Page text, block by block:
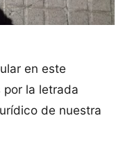
en este
la letrada
de nuestra